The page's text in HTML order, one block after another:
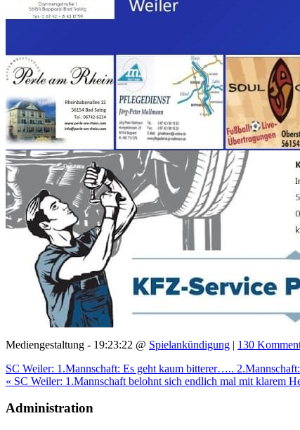
Mediengestaltung - 19:23:22 @ Spielankündigung | 130
SC Weiler: 1.Mannschaft: Es geht kaum bitterer…..
« SC Weiler: 1.Mannschaft belohnt sich endlich mal mit klarem
Administration